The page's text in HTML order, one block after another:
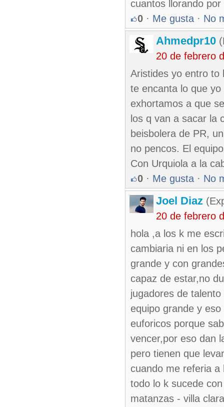
cuantos llorando
0 · Me gusta · No
Ahmedpr10
20 de febrero
Aristides yo entro to
te encanta lo que
exhortamos a que
los q van a sacar la
beisbolera de PR,
no pencos. El
Con Urquiola a la
0 · Me gusta · No
Joel Diaz
20 de febrero
hola ,a los k me
cambiaria ni en los
grande y con
capaz de estar,no
jugadores de
equipo grande y
euforicos porque
vencer,por eso dan
pero tienen que
cuando me referia a
todo lo k sucede
matanzas - villa